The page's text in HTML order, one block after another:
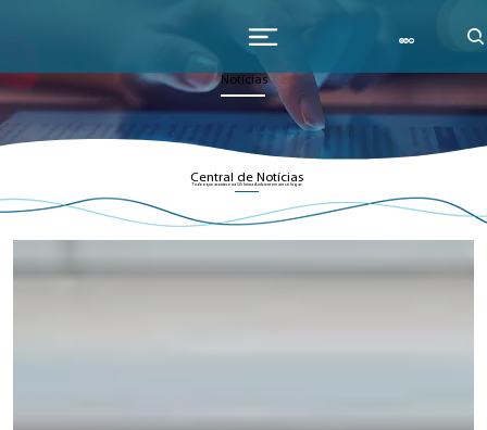
Notícias
Central de Notícias
Tudo o que acontece na GS Inima Ambient em um só lugar.